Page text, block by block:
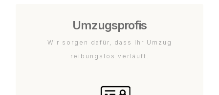
Umzugsprofis
Wir sorgen dafür, dass Ihr Umzug
reibungslos verläuft.